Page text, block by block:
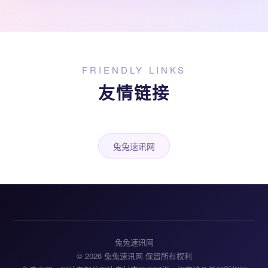
FRIENDLY LINKS
友情链接
兔兔速讯网
兔兔速讯网
© 2026 兔兔速讯网 保留所有权利